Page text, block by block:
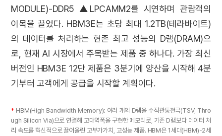
MODULE)-DDR5 ▲LPCAMM2를 시연하며 관람객의
이목을 끌었다. HBM3E는 초당 최대 1.2TB(테라바이트)
의 데이터를 처리하는 현존 최고 성능의 D램(DRAM)으
로, 현재 AI 시장에서 주목받는 제품 중 하나다. 가장 최신
버전인 HBM3E 12단 제품은 3분기에 양산을 시작해 4분
기부터 고객에게 공급을 시작할 계획이다.
* HBM(High Bandwidth Memory): 여러 개의 D램을 수직관통전극(TSV, Thro
ugh Silicon Via)으로 연결해 고대역폭을 구현한 메모리로, 기존 D램보다 데이터 처
리 속도를 혁신적으로 끌어올린 고부가가치, 고성능 제품. HBM은 1세대(HBM)-2세